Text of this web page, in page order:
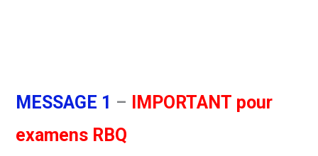
MESSAGE 1 – IMPORTANT pour
examens RBQ